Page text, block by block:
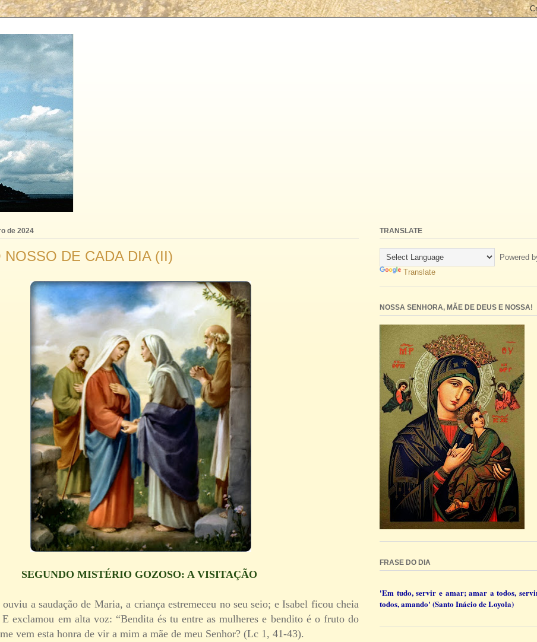
de 2024
NOSSO DE CADA DIA (II)
SEGUNDO MISTÉRIO GOZOSO: A VISITAÇÃO
ouviu a saudação de Maria, a criança estremeceu no seu seio; e Isabel ficou cheia
exclamou em alta voz: “Bendita és tu entre as mulheres e bendito é o fruto do
vem esta honra de vir a mim a mãe de meu Senhor? (Lc 1, 41-43).
TRANSLATE
Powered
Translate
NOSSA SENHORA, MÃE DE DEUS E NOSSA!
FRASE DO DIA
'Em tudo, servir e amar; amar a todos,
todos, amando' (Santo Inácio de Loyola)